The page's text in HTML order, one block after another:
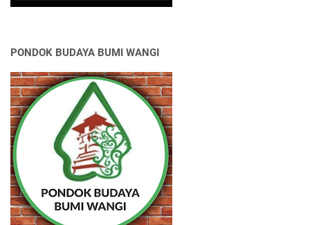
PONDOK BUDAYA BUMI WANGI